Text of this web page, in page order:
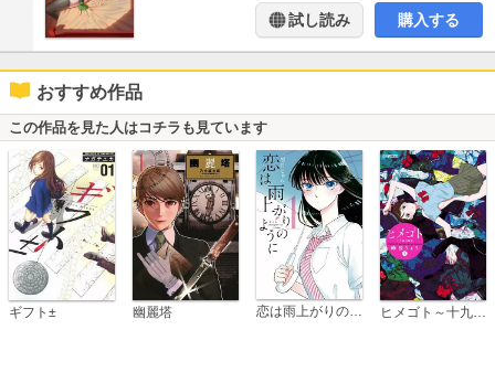
試し読み 購入する
おすすめ作品
この作品を見た人はコチラも見ています
ギフト± 幽麗塔 恋は雨上がりのように